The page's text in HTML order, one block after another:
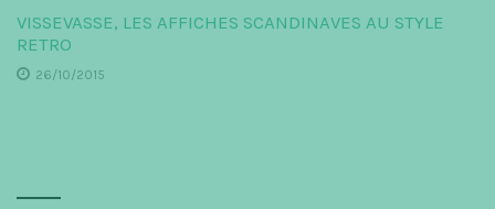
VISSEVASSE, LES AFFICHES SCANDINAVES AU STYLE
RETRO
26/10/2015